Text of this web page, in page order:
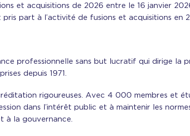
et acquisitions de 2026 entre le 16 janvier
part à l’activité de fusions et acquisitions en
professionnelle sans but lucratif qui dirige la
depuis 1971.
rigoureuses. Avec 4 000 membres et
dans l’intérêt public et à maintenir les
à la gouvernance.